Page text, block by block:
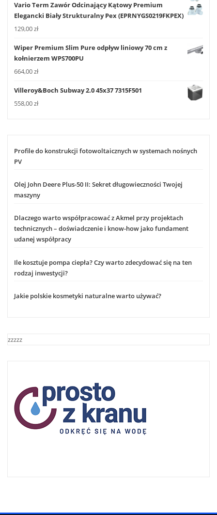
Vario Term Zawór Odcinający Kątowy Premium
Elegancki Biały Strukturalny Pex (EPRNYGS0219FKPEX)
129,00zł
Wiper Premium Slim Pure odpływ liniowy 70 cm z
kołnierzem WPS700PU
664,00zł
Villeroy&Boch Subway 2.0 45x37 7315F501
558,00zł
Profile do konstrukcji fotowoltaicznych w systemach nośnych
PV
Olej John Deere Plus-50 II: Sekret długowieczności Twojej
maszyny
Dlaczego warto współpracować z Akmel przy projektach
technicznych – doświadczenie i know-how jako fundament
udanej współpracy
Ile kosztuje pompa ciepła? Czy warto zdecydować się na ten
rodzaj inwestycji?
Jakie polskie kosmetyki naturalne warto używać?
zzzzz